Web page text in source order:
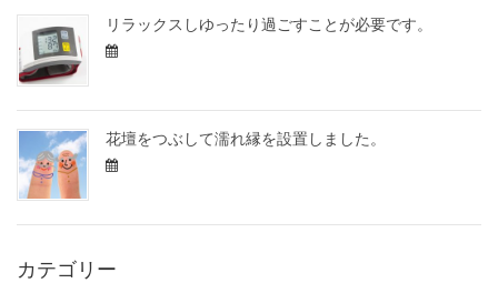
リラックスしゆったり過ごすことが必要です。
花壇をつぶして濡れ縁を設置しました。
カテゴリー